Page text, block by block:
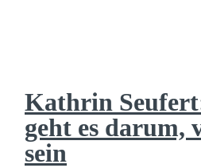
Kathrin
geht es darum,
sein